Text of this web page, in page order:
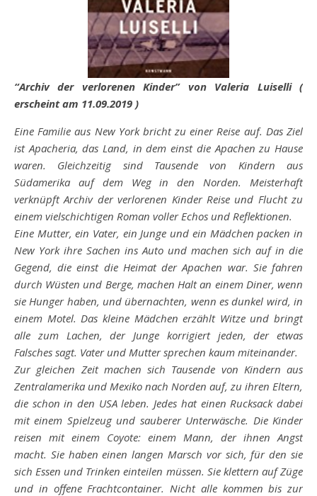
“Archiv der verlorenen Kinder” von Valeria Luiselli (
erscheint am 11.09.2019 )
Eine Familie aus New York bricht zu einer Reise auf. Das Ziel
ist Apacheria, das Land, in dem einst die Apachen zu Hause
waren. Gleichzeitig sind Tausende von Kindern aus
Südamerika auf dem Weg in den Norden. Meisterhaft
verknüpft Archiv der verlorenen Kinder Reise und Flucht zu
einem vielschichtigen Roman voller Echos und Reflektionen.
Eine Mutter, ein Vater, ein Junge und ein Mädchen packen in
New York ihre Sachen ins Auto und machen sich auf in die
Gegend, die einst die Heimat der Apachen war. Sie fahren
durch Wüsten und Berge, machen Halt an einem Diner, wenn
sie Hunger haben, und übernachten, wenn es dunkel wird, in
einem Motel. Das kleine Mädchen erzählt Witze und bringt
alle zum Lachen, der Junge korrigiert jeden, der etwas
Falsches sagt. Vater und Mutter sprechen kaum miteinander.
Zur gleichen Zeit machen sich Tausende von Kindern aus
Zentralamerika und Mexiko nach Norden auf, zu ihren Eltern,
die schon in den USA leben. Jedes hat einen Rucksack dabei
mit einem Spielzeug und sauberer Unterwäsche. Die Kinder
reisen mit einem Coyote: einem Mann, der ihnen Angst
macht. Sie haben einen langen Marsch vor sich, für den sie
sich Essen und Trinken einteilen müssen. Sie klettern auf Züge
und in offene Frachtcontainer. Nicht alle kommen bis zur